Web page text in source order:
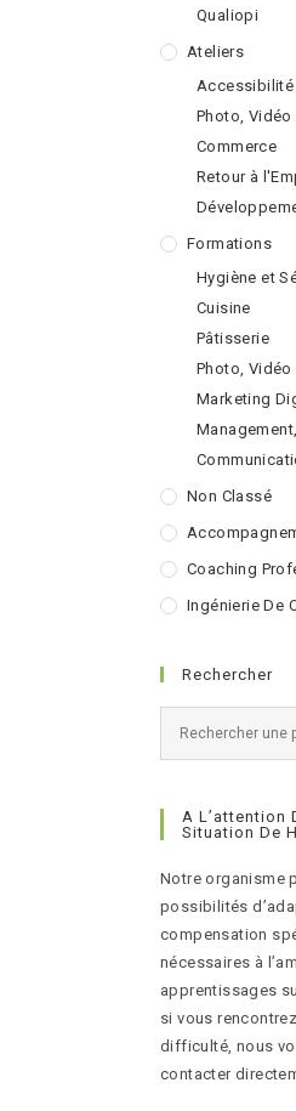
Qualiopi
Ateliers
Accessibilité
Photo,
Commerce
Retour à
Formations
Hygiène et
Cuisine
Pâtisserie
Photo,
Marketing
Non Classé
Coaching
Ingénierie De
Rechercher
A L’attention
Situation De
Notre organisme
possibilités
compensation
nécessaires à
apprentissages
si vous
difficulté, nous
contacter